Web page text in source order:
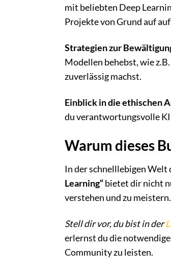
mit beliebten Deep
Projekte von Grund auf
Strategien zur
Modellen behebst, wie
zuverlässig machst.
Einblick in die ethischen
du verantwortungsvolle
Warum dieses
In der schnelllebigen Welt
Learning“bietet dir nicht
verstehen und zu
Stell dir vor, du bist in der
erlernst du die
Community zu leisten.